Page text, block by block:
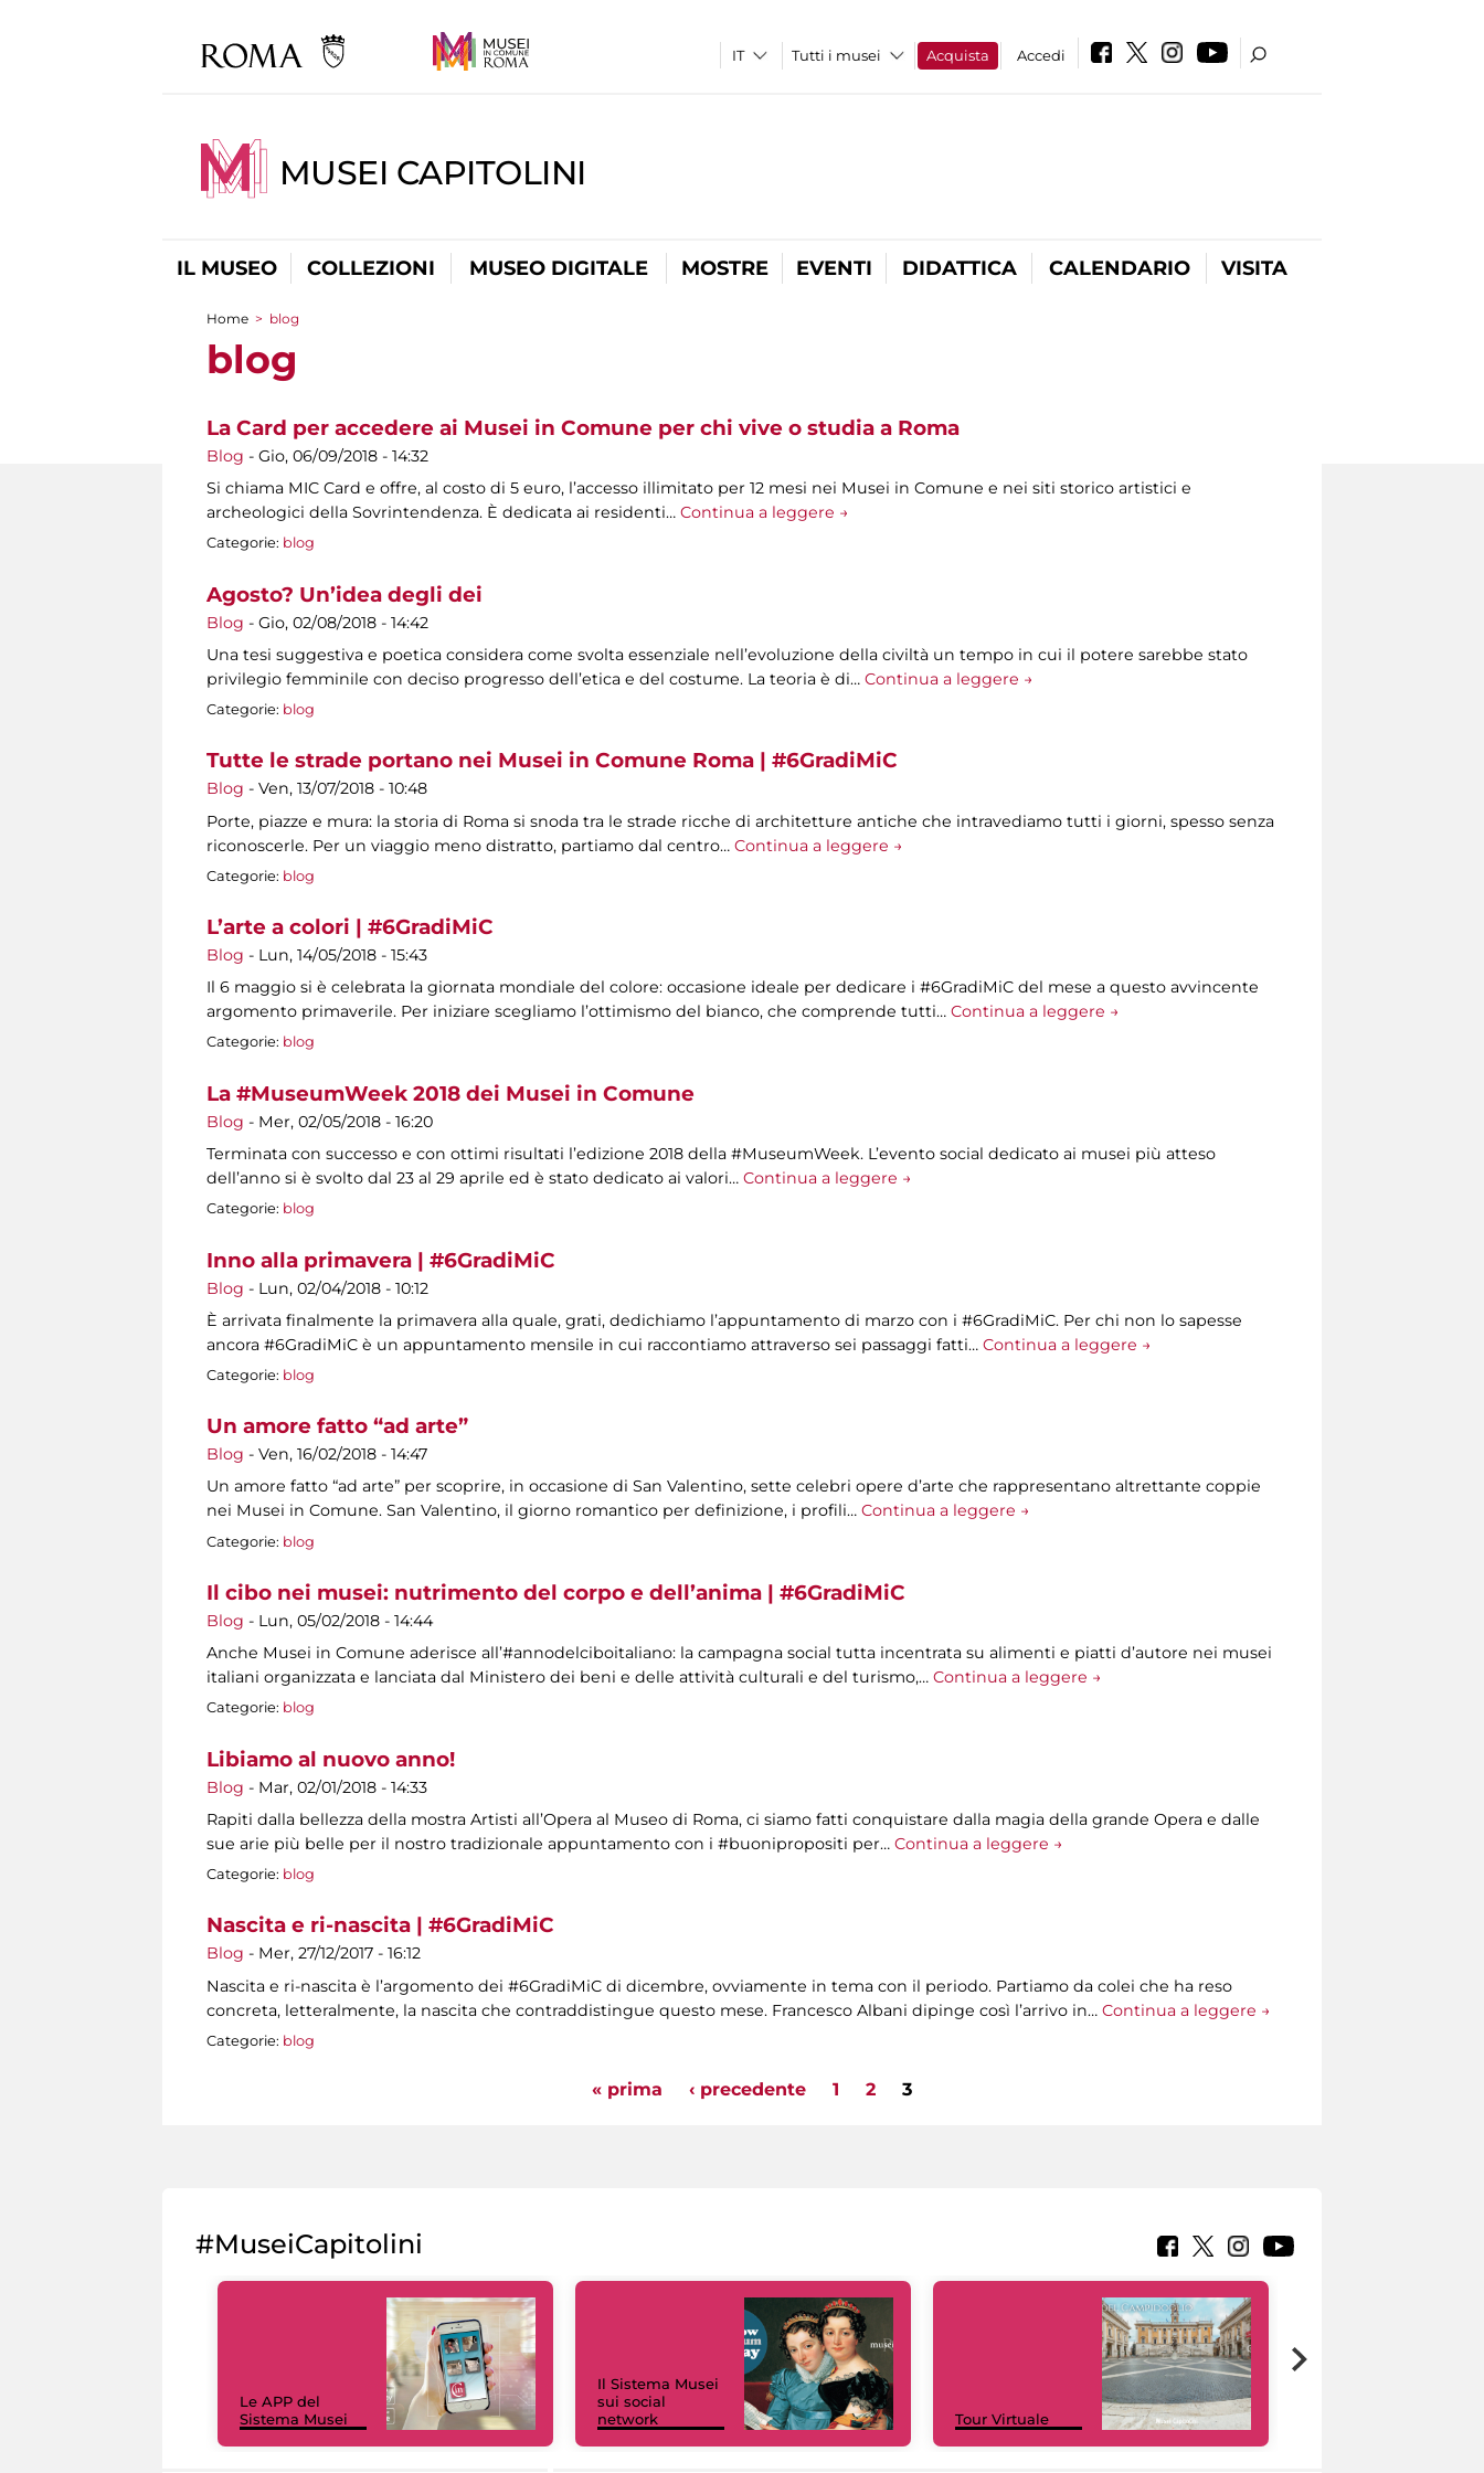
Tutti i musei Acquista Accedi
MUSEI CAPITOLINI
IL MUSEO COLLEZIONI MUSEO DIGITALE MOSTRE EVENTI DIDATTICA CALENDARIO VISITA
Tu sei qui
Home > blog
blog
La Card per accedere ai Musei in Comune per chi vive o studia a Roma
Blog - Gio, 06/09/2018 - 14:32
Si chiama MIC Card e offre, al costo di 5 euro, l’accesso illimitato per 12 mesi nei Musei in Comune e nei siti storico artistici e
archeologici della Sovrintendenza. È dedicata ai residenti… Continua a leggere →
Categorie: blog
Agosto? Un’idea degli dei
Blog - Gio, 02/08/2018 - 14:42
Una tesi suggestiva e poetica considera come svolta essenziale nell’evoluzione della civiltà un tempo in cui il potere sarebbe stato
privilegio femminile con deciso progresso dell’etica e del costume. La teoria è di… Continua a leggere →
Categorie: blog
Tutte le strade portano nei Musei in Comune Roma | #6GradiMiC
Blog - Ven, 13/07/2018 - 10:48
Porte, piazze e mura: la storia di Roma si snoda tra le strade ricche di architetture antiche che intravediamo tutti i giorni, spesso senza
riconoscerle. Per un viaggio meno distratto, partiamo dal centro… Continua a leggere →
Categorie: blog
L’arte a colori | #6GradiMiC
Blog - Lun, 14/05/2018 - 15:43
Il 6 maggio si è celebrata la giornata mondiale del colore: occasione ideale per dedicare i #6GradiMiC del mese a questo avvincente
argomento primaverile. Per iniziare scegliamo l’ottimismo del bianco, che comprende tutti… Continua a leggere →
Categorie: blog
La #MuseumWeek 2018 dei Musei in Comune
Blog - Mer, 02/05/2018 - 16:20
Terminata con successo e con ottimi risultati l’edizione 2018 della #MuseumWeek. L’evento social dedicato ai musei più atteso
dell’anno si è svolto dal 23 al 29 aprile ed è stato dedicato ai valori… Continua a leggere →
Categorie: blog
Inno alla primavera | #6GradiMiC
Blog - Lun, 02/04/2018 - 10:12
È arrivata finalmente la primavera alla quale, grati, dedichiamo l’appuntamento di marzo con i #6GradiMiC. Per chi non lo sapesse
ancora #6GradiMiC è un appuntamento mensile in cui raccontiamo attraverso sei passaggi fatti… Continua a leggere →
Categorie: blog
Un amore fatto “ad arte”
Blog - Ven, 16/02/2018 - 14:47
Un amore fatto “ad arte” per scoprire, in occasione di San Valentino, sette celebri opere d’arte che rappresentano altrettante coppie
nei Musei in Comune. San Valentino, il giorno romantico per definizione, i profili… Continua a leggere →
Categorie: blog
Il cibo nei musei: nutrimento del corpo e dell’anima | #6GradiMiC
Blog - Lun, 05/02/2018 - 14:44
Anche Musei in Comune aderisce all’#annodelciboitaliano: la campagna social tutta incentrata su alimenti e piatti d’autore nei musei
italiani organizzata e lanciata dal Ministero dei beni e delle attività culturali e del turismo,… Continua a leggere →
Categorie: blog
Libiamo al nuovo anno!
Blog - Mar, 02/01/2018 - 14:33
Rapiti dalla bellezza della mostra Artisti all’Opera al Museo di Roma, ci siamo fatti conquistare dalla magia della grande Opera e dalle
sue arie più belle per il nostro tradizionale appuntamento con i #buonipropositi per… Continua a leggere →
Categorie: blog
Nascita e ri-nascita | #6GradiMiC
Blog - Mer, 27/12/2017 - 16:12
Nascita e ri-nascita è l’argomento dei #6GradiMiC di dicembre, ovviamente in tema con il periodo. Partiamo da colei che ha reso
concreta, letteralmente, la nascita che contraddistingue questo mese. Francesco Albani dipinge così l’arrivo in… Continua a leggere →
Categorie: blog
« prima ‹ precedente 1 2 3
#MuseiCapitolini
Le APP del
Sistema Musei
Il Sistema Musei
sui social
network
Tour Virtuale